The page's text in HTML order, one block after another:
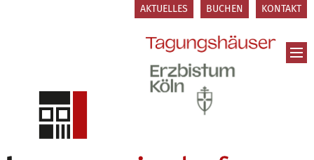
AKTUELLES BUCHEN KONTAKT